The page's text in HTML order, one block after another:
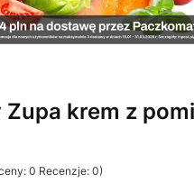
Zupa krem z
0 Recenzje: 0)